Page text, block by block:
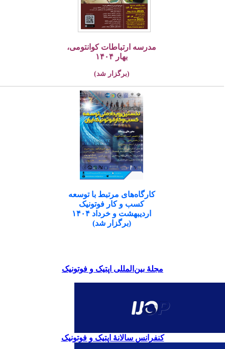
مدرسه ارتباطات کوانتومی،
بهار ۱۴۰۴
(برگزار شد)
کارگاه‌های مرتبط با توسعه
کسب و کار فوتونیک
اردیبهشت و خرداد ۱۴۰۴
(برگزار شد)
مجلۀ بین‌المللی اپتیک و فوتونیک
کنفرانس سالانۀ اپتیک و فوتونیک